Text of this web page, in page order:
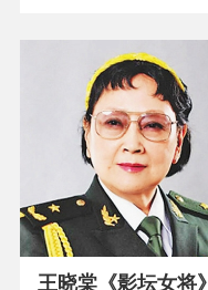
王晓棠《影坛女将》